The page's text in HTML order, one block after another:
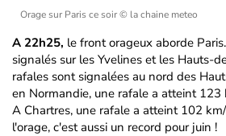
Orage sur Paris ce soir© la chaine meteo
A 22h25, le front orageux aborde
signalés sur les Yvelines et les Hauts-
rafales sont signalées au nord des
en Normandie, une rafale a atteint 123
A Chartres, une rafale a atteint 102
l'orage, c'est aussi un record pour juin !